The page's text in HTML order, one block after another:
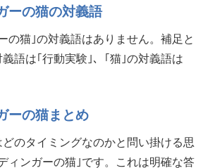
ーの猫の対義語
の猫｣の対義語はありません。補足と
語は｢行動実験｣、｢猫｣の対義語は
ーの猫まとめ
のタイミングなのかと問い掛ける思
ィンガーの猫｣です。これは明確な答